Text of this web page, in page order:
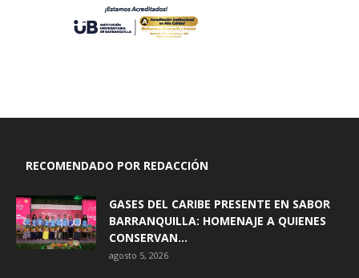
RECOMENDADO POR REDACCIÓN
GASES DEL CARIBE PRESENTE EN SABOR
BARRANQUILLA: HOMENAJE A QUIENES
CONSERVAN...
agosto 5, 2026